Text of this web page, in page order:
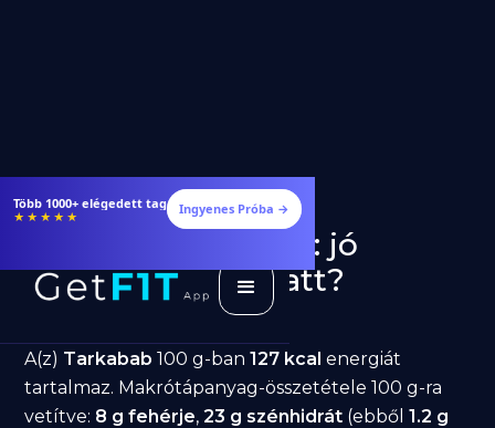
Több 1000+ elégedett tag
★★★★★ Ingyenes Próba →
Tarkabab fogyásra: jó
választás diéta alatt?
A(z) Tarkabab 100 g-ban127 kcal energiát
tartalmaz. Makrótápanyag-összetétele 100 g-ra
vetítve: 8 g fehérje,23 g szénhidrát (ebből1.2 g